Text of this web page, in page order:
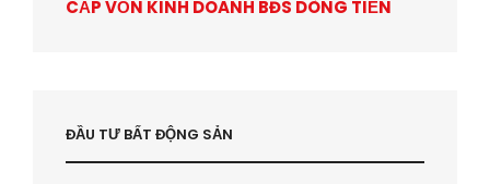
CẤP VỐN KINH DOANH BĐS DÒNG TIỀN
ĐẦU TƯ BẤT ĐỘNG SẢN